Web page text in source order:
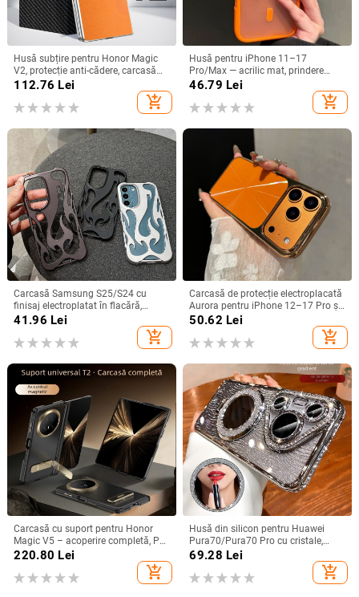
Husă subțire pentru Honor Magic
V2, protecție anti-cădere, carcasă
dură pentru ecran pliabil, finisaj PU
112.76 Lei
add_shopping_cart
Husă pentru iPhone 11–17
Pro/Max — acrilic mat, prindere
magnetică, protecție anti-cadere,
46.79 Lei
add_shopping_cart
Carcasă Samsung S25/S24 cu
finisaj electroplatat în flacără,
design decupat, compatibilă cu
41.96 Lei
add_shopping_cart
Carcasă de protecție electroplacată
Aurora pentru iPhone 12–17 Pro și
Pro Max, acoperire completă, anti-
50.62 Lei
add_shopping_cart
Carcasă cu suport pentru Honor
Magic V5 – acoperire completă, PC
mat, anti-cădere, anti-amprente
220.80 Lei
add_shopping_cart
Husă din silicon pentru Huawei
Pura70/Pura70 Pro cu cristale,
transparentă, estetică, suport
încorporat și disipare a căldurii
69.28 Lei
add_shopping_cart